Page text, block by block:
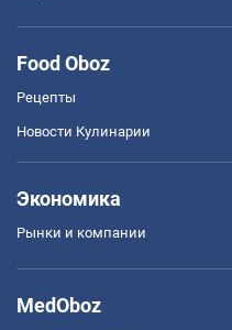
Food Oboz
Рецепты
Новости Кулинарии
Экономика
Рынки и компании
MedOboz